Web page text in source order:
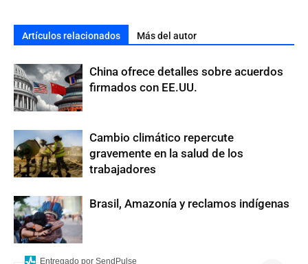
Artículos relacionados Más del autor
China ofrece detalles sobre acuerdos
firmados con EE.UU.
Cambio climático repercute
gravemente en la salud de los
trabajadores
Brasil, Amazonía y reclamos indígenas
Entregado por SendPulse